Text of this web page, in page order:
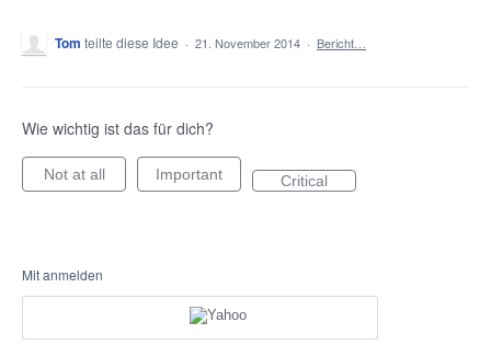
Tom teilte diese Idee · 21. November 2014 · Bericht…
Wie wichtig ist das für dich?
Not at all Important Critical
Mit anmelden